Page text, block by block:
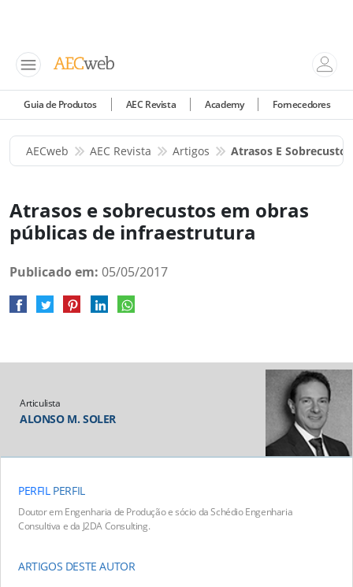
Guia de Produtos AEC Revista Academy Fornecedores
AECweb AEC Revista Artigos Atrasos E
Atrasos e sobrecustos em obras
públicas de infraestrutura
Publicado em: 05/05/2017
Articulista
ALONSO M. SOLER
PERFIL PERFIL
Doutor em Engenharia de Produção e sócio da Schédio Engenharia
Consultiva e da J2DA Consulting.
ARTIGOS DESTE AUTOR